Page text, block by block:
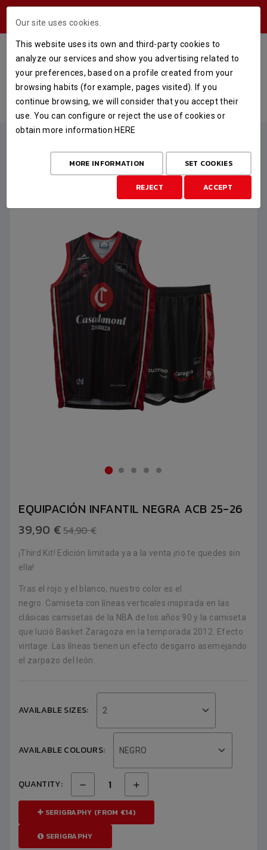
EQUIPACIÓN INFANTIL NEGRA ACB
25-26
HOME STORE
OFERTA FIN DE TEMPORADA
EQUIPACIÓN INFANTIL NEGRA ACB 25-26
EQUIPACIÓN INFANTIL NEGRA ACB 25-26
39,90 €54,90 €
¡Third Kit! Edición limitada ya a la venta ¡no te quedes sin
ella!
Tras el rojo y el blanco, nuestro color es el
negro. Camiseta con líneas verticales inspirada en las
clásicas camisetas de la NBA de los años 90 y la camiseta
que lució Basket Zaragoza en la temporada 2012. Efecto
vintage. Las líneas tienen un efecto desgarro asemejando
el zarpazo del león.
AVAILABLE SIZES: 2
AVAILABLE COLOURS: NEGRO
QUANTITY:
SERIGRAPHY (FROM €14)
SERIGRAPHY
Our site uses cookies.
This website uses its own and third-party cookies to
analyze our services and show you advertising related to
your preferences, based on a profile created from your
browsing habits (for example, pages visited). If you
continue browsing, we will consider that you accept their
use. You can configure or reject the use of cookies or
obtain more information HERE
MORE INFORMATION SET COOKIES
REJECT ACCEPT